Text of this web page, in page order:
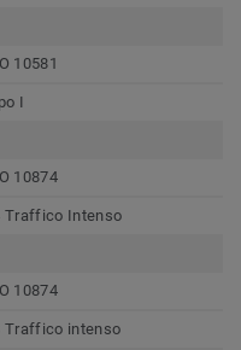
10581
I
10874
Traffico Intenso
10874
Traffico intenso